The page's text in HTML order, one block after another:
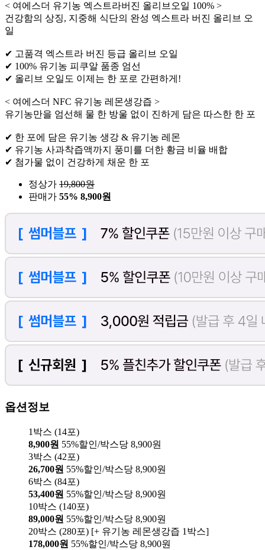
< 여에스더 유기농 엑스트라버진 올리브오일 100% >
건강함의 상징, 지중해 식단의 완성 엑스트라 버진 올리브 오
일
✔ 고품격 엑스트라 버진 등급 올리브 오일
✔ 100% 유기농 피쿠알 품종 엄선
✔ 올리브 오일도 이제는 한 포로 간편하게!
< 여에스더 NFC 유기농 레몬생강즙 >
유기농만을 엄선해 물 한 방울 없이 진하게 담은 따스한 한 포
✔ 한 포에 담은 유기농 생강 & 유기농 레몬
✔ 유기농 사과착즙액까지 풍미를 더한 황금 비율 배합
✔ 첨가물 없이 건강하게 채운 한 포
정상가 19,800원
판매가 55% 8,900원
옵션정보
1박스 (14포)
8,900원 55%할인/박스당 8,900원
3박스 (42포)
26,700원 55%할인/박스당 8,900원
6박스 (84포)
53,400원 55%할인/박스당 8,900원
10박스 (140포)
89,000원 55%할인/박스당 8,900원
20박스 (280포) [+ 유기농 레몬생강즙 1박스]
178,000원 55%할인/박스당 8,900원